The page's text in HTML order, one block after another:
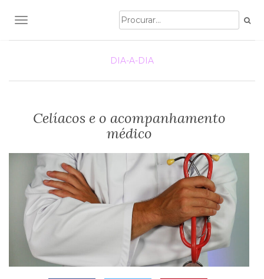
TOGGLE NAVIGATION
DIA-A-DIA
Celíacos e o acompanhamento
médico